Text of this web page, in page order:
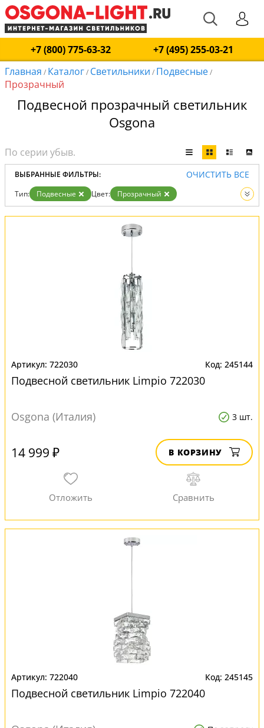
+7 (800) 775-63-32
+7 (495) 255-03-21
Главная / Каталог/ Светильники / Подвесные/
Прозрачный
Подвесной прозрачный светильник
Osgona
ВЫБРАННЫЕ ФИЛЬТРЫ: ОЧИСТИТЬ ВСЕ
Тип: Подвесные Цвет:
Прозрачный
Вид:
Светильники
722030 245144
Подвесной светильник Limpio 722030
Osgona (Италия) 3 шт.
14 999 ₽ В КОРЗИНУ
722040 245145
Подвесной светильник Limpio 722040